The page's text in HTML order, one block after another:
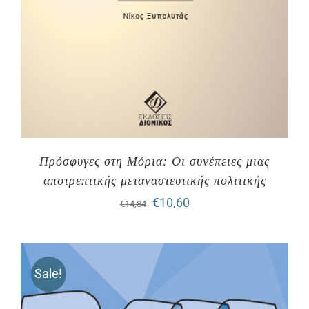
Πρόσφυγες στη Μόρια: Οι συνέπειες μιας
αποτρεπτικής μεταναστευτικής πολιτικής
€14,84
Original
was:
€14,84.
€10,60Η
€10,60.
Sale!